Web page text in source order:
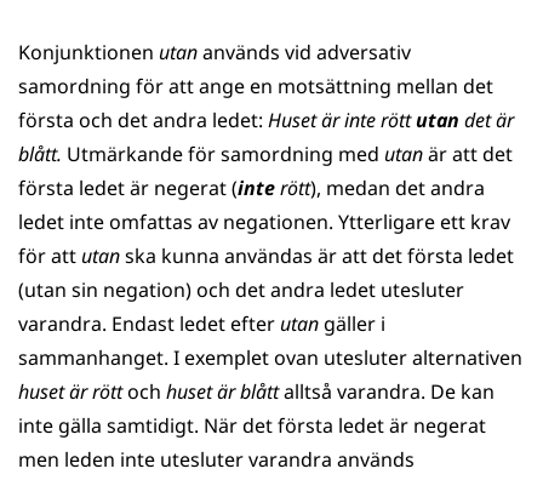
Konjunktionen utananvänds vid adversativ
samordning för att ange en motsättning mellan det
första och det andra ledet: Huset är inte röttutan det är
blått. Utmärkande för samordning med utanär att det
första ledet är negerat (interött), medan det andra
ledet inte omfattas av negationen. Ytterligare ett krav
för att utanska kunna användas är att det första ledet
(utan sin negation) och det andra ledet utesluter
varandra. Endast ledet efter utan gäller i
sammanhanget. I exemplet ovan utesluter alternativen
huset är röttoch huset är blåttalltså varandra. De kan
inte gälla samtidigt. När det första ledet är negerat
men leden inte utesluter varandra används